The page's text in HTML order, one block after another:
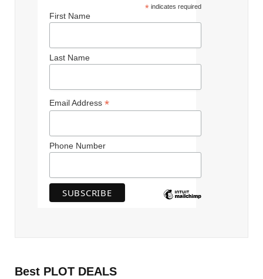
* indicates required
First Name
Last Name
Email Address *
Phone Number
Best PLOT DEALS